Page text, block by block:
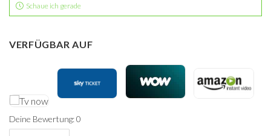
Schaue ich gerade
VERFÜGBAR AUF
Deine Bewertung: 0